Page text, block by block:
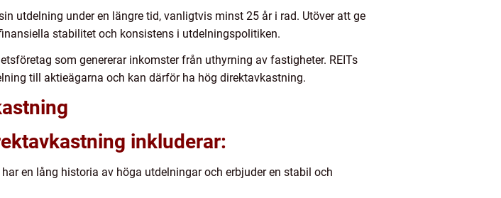
utdelning under en längre tid, vanligtvis minst 25 år i rad. Utöver att ge
stabilitet och konsistens i utdelningspolitiken.
som genererar inkomster från uthyrning av fastigheter. REITs
till aktieägarna och kan därför ha hög direktavkastning.
inkluderar:
en lång historia av höga utdelningar och erbjuder en stabil och